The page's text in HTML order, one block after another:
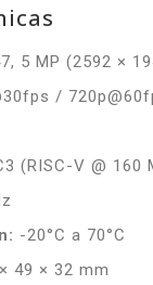
5 MP (2592 ×
/
(RISC-V @
-20°C a 70°C
49 × 32 mm